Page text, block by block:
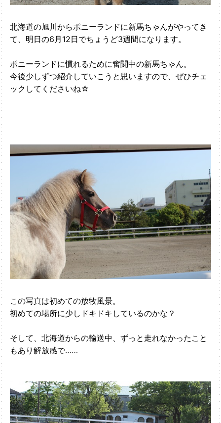
北海道の旭川からポニーランドに新馬ちゃんがやってき
て、明日の6月12日でちょうど3週間になります。
ポニーランドに慣れるために奮闘中の新馬ちゃん。
今後少しずつ紹介していこうと思いますので、ぜひチェ
ックしてくださいね☆
この写真は初めての放牧風景。
初めての場所に少しドキドキしているのかな？
そして、北海道からの輸送中、ずっと走れなかったこと
もあり解放感で……